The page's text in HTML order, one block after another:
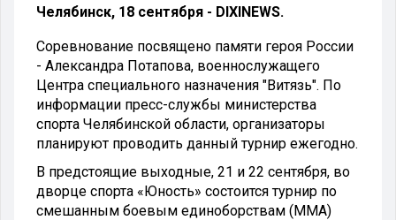
Челябинск, 18 сентября - DIXINEWS.
Соревнование посвящено памяти героя России
- Александра Потапова, военнослужащего
Центра специального назначения "Витязь". По
информации пресс-службы министерства
спорта Челябинской области, организаторы
планируют проводить данный турнир ежегодно.
В предстоящие выходные, 21 и 22 сентября, во
дворце спорта «Юность» состоится турнир по
смешанным боевым единоборствам (ММА)